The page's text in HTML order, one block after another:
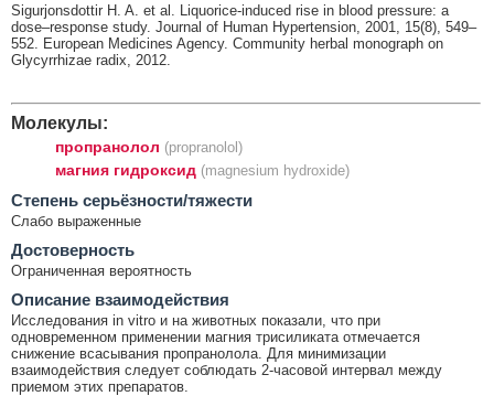
Sigurjonsdottir H. A. et al. Liquorice-induced rise in blood pressure: a
dose–response study. Journal of Human Hypertension, 2001, 15(8), 549–
552. European Medicines Agency. Community herbal monograph on
Glycyrrhizae radix, 2012.
Молекулы:
пропранолол (propranolol)
магния гидроксид (magnesium hydroxide)
Cтепень серьёзности/тяжести
Слабо выраженные
Достоверность
Ограниченная вероятность
Описание взаимодействия
Исследования in vitro и на животных показали, что при
одновременном применении магния трисиликата отмечается
снижение всасывания пропранолола. Для минимизации
взаимодействия следует соблюдать 2-часовой интервал между
приемом этих препаратов.